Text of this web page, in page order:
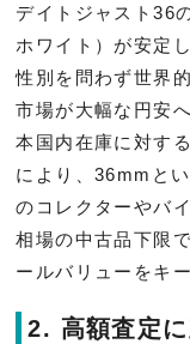
デイトジャスト36
ホワイト）が安定
性別を問わず世界
市場が大幅な円安
本国内在庫に対す
により、36mmと
のコレクターやバ
相場の中古品下限
ールバリューをキ
2. 高額査定